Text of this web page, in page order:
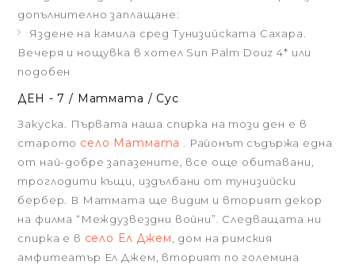
допълнително заплащане:
Яздене на камила сред Тунизийската Сахара.
Вечеря и нощувка в хотел Sun Palm Douz 4* или
подобен
ДЕН - 7 / Матмата / Сус
Закуска. Първата наша спирка на този ден е в
старото село Матмата
. Районът съдържа една
от най-добре запазените, все още обитавани,
троглодити къщи, издълбани от тунизийски
бербер. В Матмата ще видим и вторият декор
на филма “Междузвездни войни”. Следващата ни
спирка е в село Ел Джем
, дом на римския
амфитеатър Ел Джем, вторият по големина